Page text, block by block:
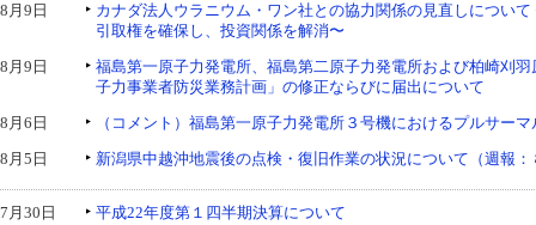
8月9日
カナダ法人ウラニウム・ワン社との協力関係の見直しについ
引取権を確保し、投資関係を解消〜
8月9日
福島第一原子力発電所、福島第二原子力発電所および柏崎刈
子力事業者防災業務計画」の修正ならびに届出について
8月6日
（コメント）福島第一原子力発電所３号機におけるプルサー
8月5日
新潟県中越沖地震後の点検・復旧作業の状況について（週報：
7月30日 平成22年度第１四半期決算について